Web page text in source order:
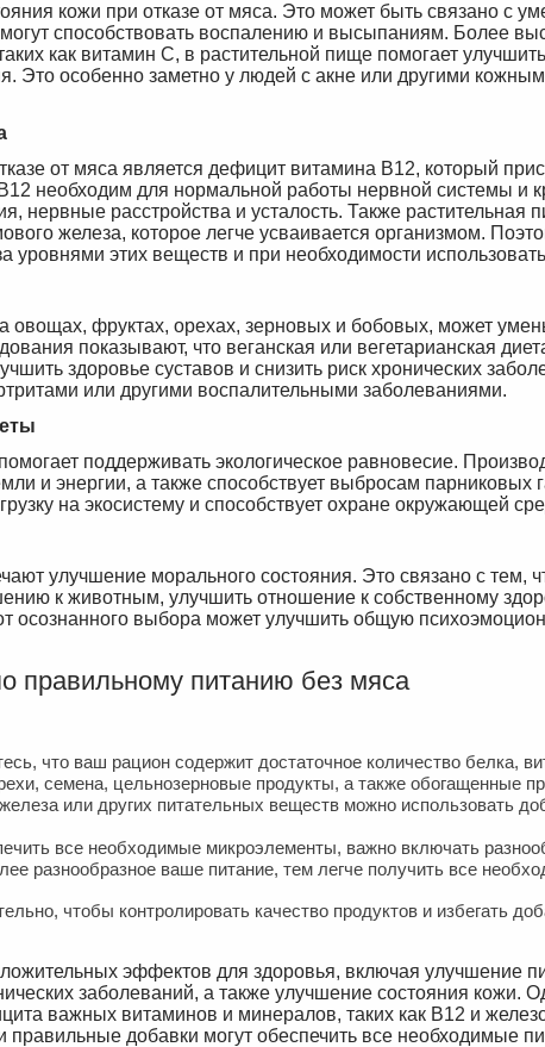
кожи при отказе от мяса. Это может быть связано с
способствовать воспалению и высыпаниям. Более
как витамин C, в растительной пище помогает
Это особенно заметно у людей с акне или другими
от мяса является дефицит витамина B12, который
необходим для нормальной работы нервной системы и
нервные расстройства и усталость. Также растительная
железа, которое легче усваивается организмом.
уровнями этих веществ и при необходимости
овощах, фруктах, орехах, зерновых и бобовых, может
показывают, что веганская или вегетарианская
здоровье суставов и снизить риск хронических
или другими воспалительными заболеваниями.
поддерживать экологическое равновесие.
и энергии, а также способствует выбросам парниковых
на экосистему и способствует охране окружающей
улучшение морального состояния. Это связано с тем,
к животным, улучшить отношение к собственному
осознанного выбора может улучшить общую
правильному питанию без мяса
что ваш рацион содержит достаточное количество белка,
семена, цельнозерновые продукты, а также обогащенные
или других питательных веществ можно использовать
все необходимые микроэлементы, важно включать
разнообразное ваше питание, тем легче получить все
чтобы контролировать качество продуктов и избегать
эффектов для здоровья, включая улучшение
заболеваний, а также улучшение состояния кожи.
важных витаминов и минералов, таких как B12 и
добавки могут обеспечить все необходимые